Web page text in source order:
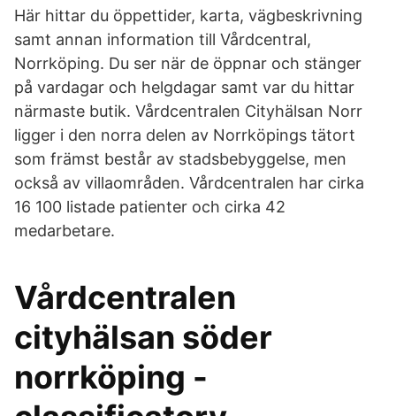
Här hittar du öppettider, karta, vägbeskrivning
samt annan information till Vårdcentral,
Norrköping. Du ser när de öppnar och stänger
på vardagar och helgdagar samt var du hittar
närmaste butik. Vårdcentralen Cityhälsan Norr
ligger i den norra delen av Norrköpings tätort
som främst består av stadsbebyggelse, men
också av villaområden. Vårdcentralen har cirka
16 100 listade patienter och cirka 42
medarbetare.
Vårdcentralen
cityhälsan söder
norrköping -